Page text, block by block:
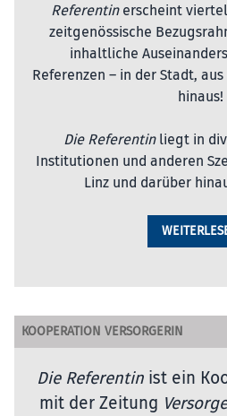
Referentinerscheint
zeitgenössische
inhaltliche
Referenzen – in der Stadt,
hinaus!
Die Referentinliegt in
Institutionen und anderen
Linz und darüber
KOOPERATION VERSORGERIN
Die Referentin ist ein
mit der Zeitung